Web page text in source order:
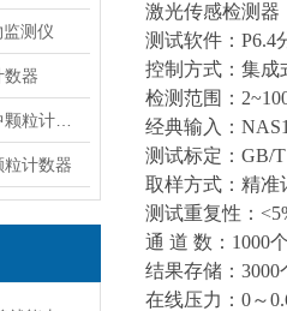
测仪
数器
计数器
激光传感检测器
测试软件：P6.4
控制方式：集成
检测范围：
经典输入：
测试标定：GB/
取样方式：精准
测试重复性：
通 道 数：1000
结果存储：
在线压力：0～